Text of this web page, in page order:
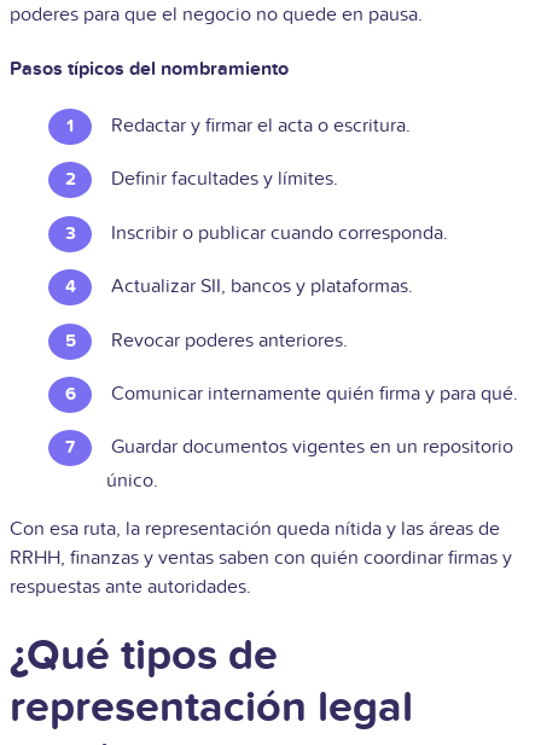
poderes para que el negocio no quede en pausa.
Pasos típicos del nombramiento
Redactar y firmar el acta o escritura.
Definir facultades y límites.
Inscribir o publicar cuando corresponda.
Actualizar SII, bancos y plataformas.
Revocar poderes anteriores.
Comunicar internamente quién firma y para qué.
Guardar documentos vigentes en un repositorio
único.
Con esa ruta, la representación queda nítida y las áreas de
RRHH, finanzas y ventas saben con quién coordinar firmas y
respuestas ante autoridades.
¿Qué tipos de
representación legal